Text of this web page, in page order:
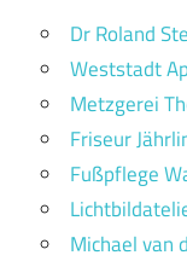
Dr Roland
Weststadt
Metzgerei
Friseur
Fußpflege
Michael van